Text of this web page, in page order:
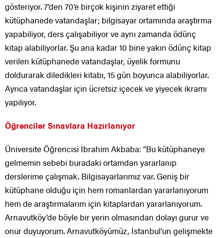
gösteriyor. 7’den 70’e birçok kişinin ziyaret ettiği
kütüphanede vatandaşlar; bilgisayar ortamında araştırma
yapabiliyor, ders çalışabiliyor ve aynı zamanda ödünç
kitap alabiliyorlar. Şu ana kadar 10 bine yakın ödünç kitap
verilen kütüphanede vatandaşlar, üyelik formunu
doldurarak diledikleri kitabı, 15 gün boyunca alabiliyorlar.
Ayrıca vatandaşlar için ücretsiz içecek ve yiyecek ikramı
yapılıyor.
Öğrenciler Sınavlara Hazırlanıyor
Üniversite Öğrencisi İbrahim Akbaba: “Bu kütüphaneye
gelmemin sebebi buradaki ortamdan yararlanıp
derslerime çalışmak. Bilgisayarlarımız var. Geniş bir
kütüphane olduğu için hem romanlardan yararlanıyorum
hem de araştırmalarım için kitaplardan yararlanıyorum.
Arnavutköy’de böyle bir yerin olmasından dolayı gurur ve
onur duyuyorum. Arnavutköyümüz, İstanbul’un gelişmekte